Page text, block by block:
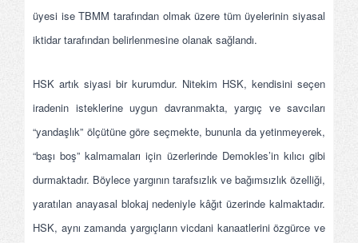
üyesi ise TBMM tarafından olmak üzere tüm üyelerinin siyasal
iktidar tarafından belirlenmesine olanak sağlandı.
HSK artık siyasi bir kurumdur. Nitekim HSK, kendisini seçen
iradenin isteklerine uygun davranmakta, yargıç ve savcıları
“yandaşlık” ölçütüne göre seçmekte, bununla da yetinmeyerek,
“başı boş” kalmamaları için üzerlerinde Demokles’in kılıcı gibi
durmaktadır. Böylece yargının tarafsızlık ve bağımsızlık özelliği,
yaratılan anayasal blokaj nedeniyle kâğıt üzerinde kalmaktadır.
HSK, aynı zamanda yargıçların vicdani kanaatlerini özgürce ve